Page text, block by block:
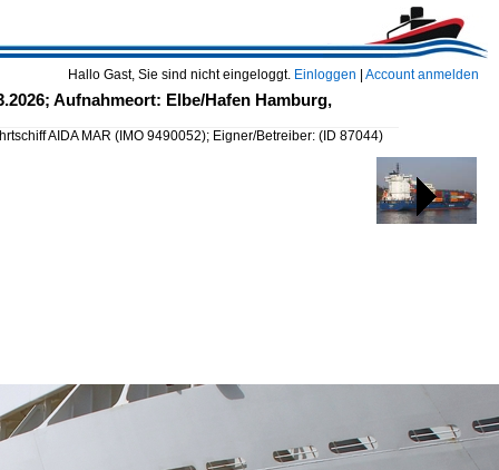
Hallo Gast, Sie sind nicht eingeloggt. Einloggen Account anmelden
Aufnahmeort: Elbe/Hafen Hamburg,
AIDA MAR (IMO 9490052); Eigner/Betreiber: (ID 87044)